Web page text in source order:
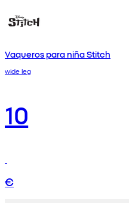
Vaqueros para niña Stitch
wide leg
10
€